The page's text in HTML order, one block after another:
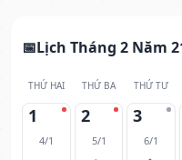
Lịch Tháng 2 Năm
THỨ HAI THỨ BA THỨ TƯ
1
4/1
2
5/1
3
6/1